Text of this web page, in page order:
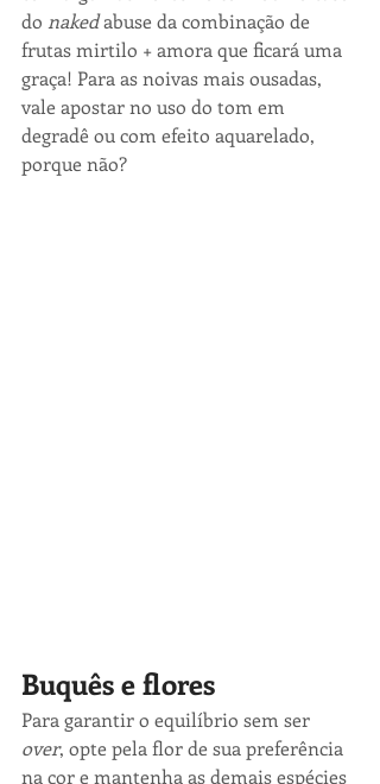
do naked abuse da combinação de
frutas mirtilo + amora que ficará uma
graça! Para as noivas mais ousadas,
vale apostar no uso do tom em
degradê ou com efeito aquarelado,
porque não?
Buquês e flores
Para garantir o equilíbrio sem ser
over, opte pela flor de sua preferência
na cor e mantenha as demais espécies